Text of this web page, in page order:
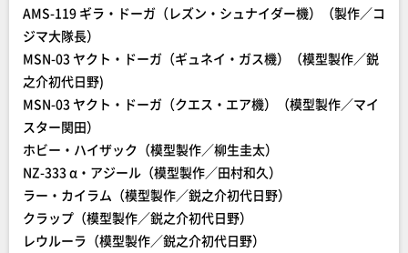
AMS-119 ギラ・ドーガ（レズン・シュナイダー機）（製作／コ
ジマ大隊長）
MSN-03 ヤクト・ドーガ（ギュネイ・ガス機）（模型製作／鋭
之介初代日野)
MSN-03 ヤクト・ドーガ（クエス・エア機）（模型製作／マイ
スター関田）
ホビー・ハイザック（模型製作／柳生圭太）
NZ-333 α・アジール（模型製作／田村和久）
ラー・カイラム（模型製作／鋭之介初代日野）
クラップ（模型製作／鋭之介初代日野）
レウルーラ（模型製作／鋭之介初代日野）